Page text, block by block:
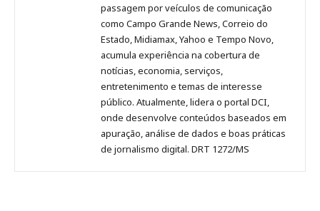
passagem por veículos de comunicação
como Campo Grande News, Correio do
Estado, Midiamax, Yahoo e Tempo Novo,
acumula experiência na cobertura de
notícias, economia, serviços,
entretenimento e temas de interesse
público. Atualmente, lidera o portal DCI,
onde desenvolve conteúdos baseados em
apuração, análise de dados e boas práticas
de jornalismo digital. DRT 1272/MS